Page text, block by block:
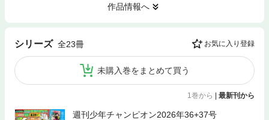
作品情報へ
シリーズ 全23冊 お気に入り登録
未購入巻をまとめて買う
1巻から | 最新刊から
週刊少年チャンピオン2026年36+37号